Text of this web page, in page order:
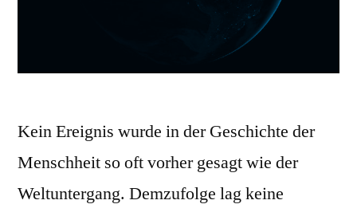
Kein Ereignis wurde in der Geschichte der
Menschheit so oft vorher gesagt wie der
Weltuntergang. Demzufolge lag keine